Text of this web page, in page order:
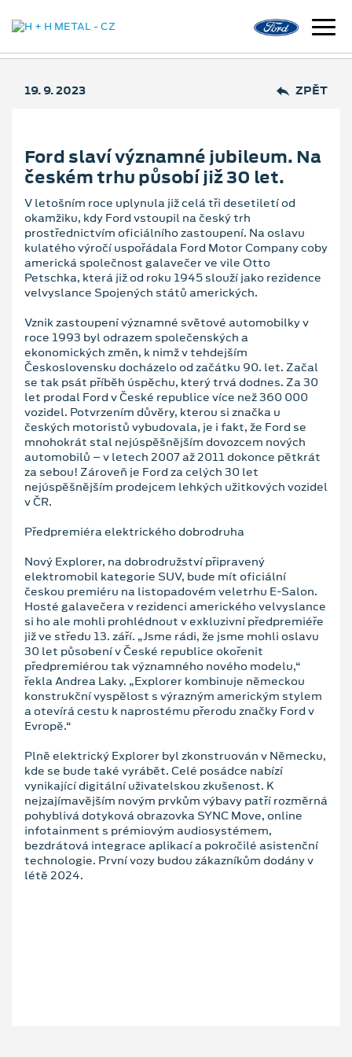
19. 9. 2023 ZPĚT
Ford slaví významné jubileum. Na
českém trhu působí již 30 let.
V letošním roce uplynula již celá tři desetiletí od
okamžiku, kdy Ford vstoupil na český trh
prostřednictvím oficiálního zastoupení. Na oslavu
kulatého výročí uspořádala Ford Motor Company coby
americká společnost galavečer ve vile Otto
Petschka, která již od roku 1945 slouží jako rezidence
velvyslance Spojených států amerických.
Vznik zastoupení významné světové automobilky v
roce 1993 byl odrazem společenských a
ekonomických změn, k nimž v tehdejším
Československu docházelo od začátku 90. let. Začal
se tak psát příběh úspěchu, který trvá dodnes. Za 30
let prodal Ford v České republice více než 360 000
vozidel. Potvrzením důvěry, kterou si značka u
českých motoristů vybudovala, je i fakt, že Ford se
mnohokrát stal nejúspěšnějším dovozcem nových
automobilů – v letech 2007 až 2011 dokonce pětkrát
za sebou! Zároveň je Ford za celých 30 let
nejúspěšnějším prodejcem lehkých užitkových vozidel
v ČR.
Předpremiéra elektrického dobrodruha
Nový Explorer, na dobrodružství připravený
elektromobil kategorie SUV, bude mít oficiální
českou premiéru na listopadovém veletrhu E-Salon.
Hosté galavečera v rezidenci amerického velvyslance
si ho ale mohli prohlédnout v exkluzivní předpremiéře
již ve středu 13. září. „Jsme rádi, že jsme mohli oslavu
30 let působení v České republice okořenit
předpremiérou tak významného nového modelu,“
řekla Andrea Laky. „Explorer kombinuje německou
konstrukční vyspělost s výrazným americkým stylem
a otevírá cestu k naprostému přerodu značky Ford v
Evropě.“
Plně elektrický Explorer byl zkonstruován v Německu,
kde se bude také vyrábět. Celé posádce nabízí
vynikající digitální uživatelskou zkušenost. K
nejzajímavějším novým prvkům výbavy patří rozměrná
pohyblivá dotyková obrazovka SYNC Move, online
infotainment s prémiovým audiosystémem,
bezdrátová integrace aplikací a pokročilé asistenční
technologie. První vozy budou zákazníkům dodány v
létě 2024.